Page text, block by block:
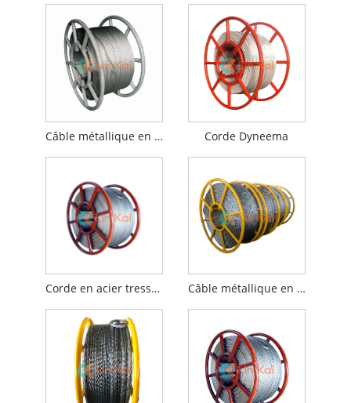
Câble métallique en acier anti-torsion Corde Dyneema
Corde en acier tressée anti-torsion de 16 mm Câble métallique en acier anti-torsion de 16 mm